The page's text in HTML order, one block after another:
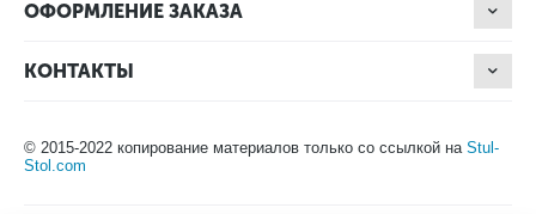
ОФОРМЛЕНИЕ ЗАКАЗА
КОНТАКТЫ
© 2015-2022 копирование материалов только со ссылкой на Stul-
Stol.com